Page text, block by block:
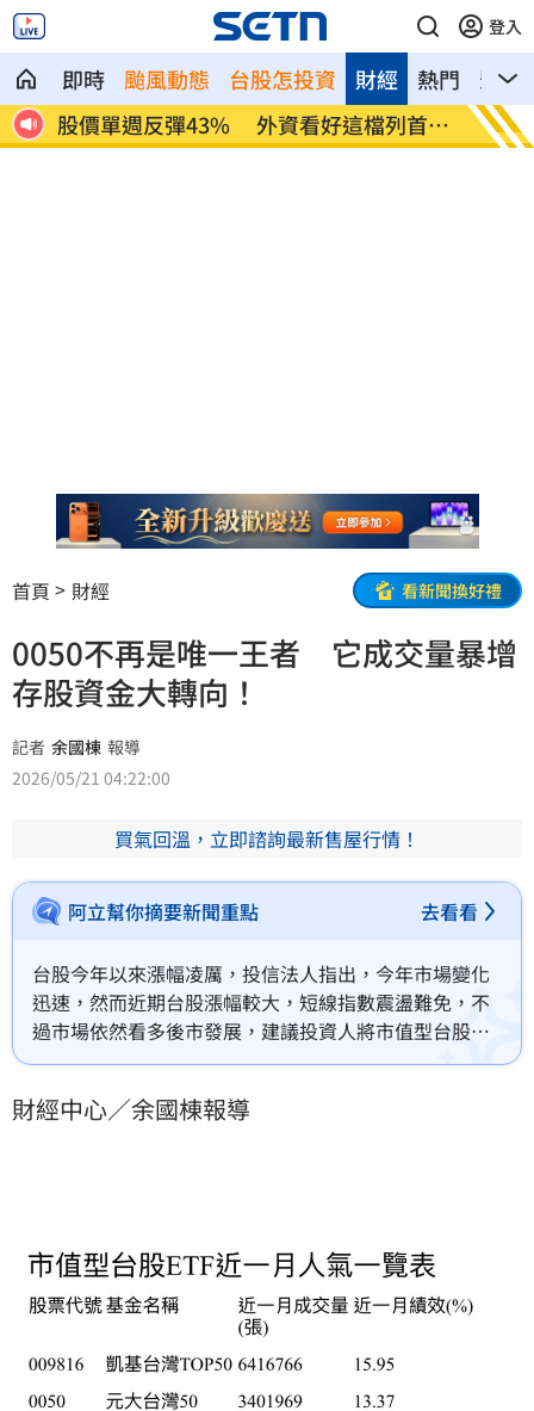
登入
即時 颱風動態 台股怎投資 熱門 影音
財經
況
股價單週反彈43% 外資看好這檔列首選
股
白海
脅
首頁 財經 看新聞換好禮
0050不再是唯一王者 它成交量暴增
存股資金大轉向！
記者 余國棟 報導
2026/05/21 04:22:00
買氣回溫，立即諮詢最新售屋行情！
阿立幫你摘要新聞重點 去看看
台股今年以來漲幅凌厲，投信法人指出，今年市場變化
迅速，然而近期台股漲幅較大，短線指數震盪難免，不
過市場依然看多後市發展，建議投資人將市值型台股
ETF作為掌握長線行情的長期夥伴。
財經中心／余國棟報導